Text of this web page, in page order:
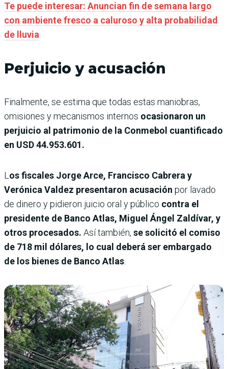
Te puede interesar: Anuncian fin de semana largo
con ambiente fresco a caluroso y alta probabilidad
de lluvia
Perjuicio y acusación
Finalmente, se estima que todas estas maniobras,
omisiones y mecanismos internos ocasionaron un
perjuicio al patrimonio de la Conmebol cuantificado
en USD 44.953.601.
Los fiscales Jorge Arce, Francisco Cabrera y
Verónica Valdez presentaron acusación por lavado
de dinero y pidieron juicio oral y público contra el
presidente de Banco Atlas, Miguel Ángel Zaldívar, y
otros procesados. Así también, se solicitó el comiso
de 718 mil dólares, lo cual deberá ser embargado
de los bienes de Banco Atlas.